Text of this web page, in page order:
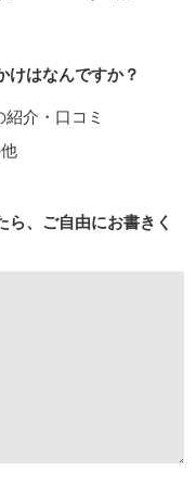
けはなんですか？
紹介・口コミ
他
ら、ご自由にお書きく